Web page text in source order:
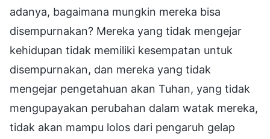
adanya, bagaimana mungkin mereka bisa
disempurnakan? Mereka yang tidak mengejar
kehidupan tidak memiliki kesempatan untuk
disempurnakan, dan mereka yang tidak
mengejar pengetahuan akan Tuhan, yang tidak
mengupayakan perubahan dalam watak mereka,
tidak akan mampu lolos dari pengaruh gelap